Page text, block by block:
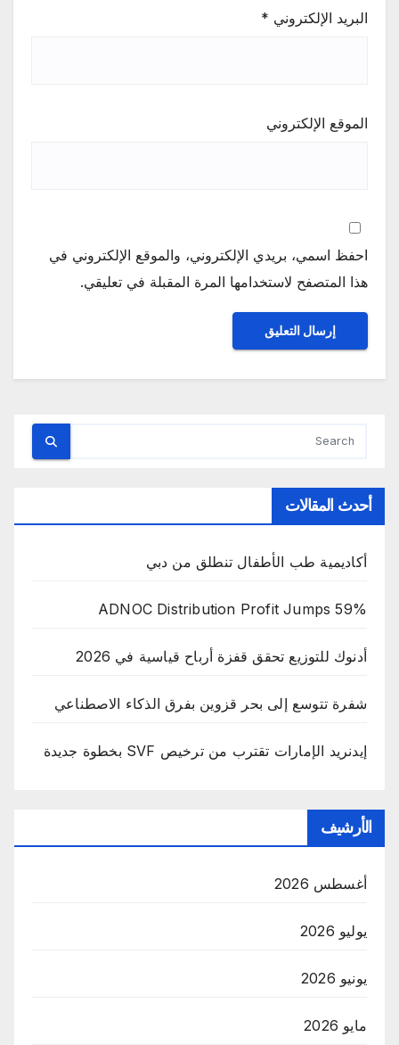
البريد الإلكتروني *
الموقع الإلكتروني
احفظ اسمي، بريدي الإلكتروني، والموقع الإلكتروني في
هذا المتصفح لاستخدامها المرة المقبلة في تعليقي.
أحدث المقالات
أكاديمية طب الأطفال تنطلق من دبي
ADNOC Distribution Profit Jumps 59%
أدنوك للتوزيع تحقق قفزة أرباح قياسية في 2026
شفرة تتوسع إلى بحر قزوين بفرق الذكاء الاصطناعي
إيدنريد الإمارات تقترب من ترخيص SVF بخطوة جديدة
الأرشيف
أغسطس 2026
يوليو 2026
يونيو 2026
مايو 2026